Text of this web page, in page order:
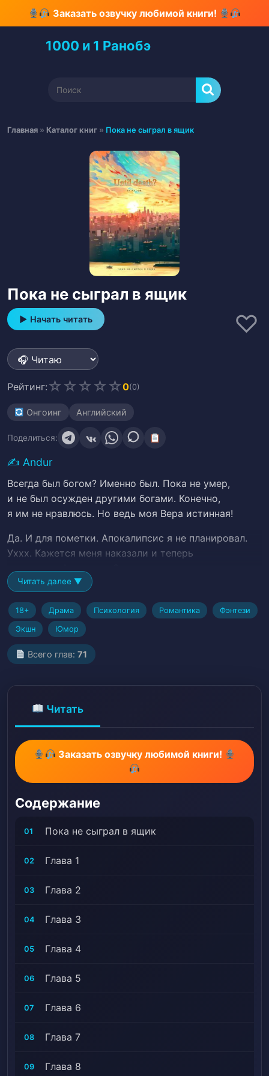
Перейти
Заказать озвучку любимой книги!
1000 и 1 Ранобэ
Найти:
Главная » Каталог книг » Пока не сыграл в ящик
Пока не сыграл в ящик
▶ Начать читать ♡
Рейтинг: ☆ ☆ ☆ ☆ ☆0(0)
Онгоинг Английский
Поделиться:
✍️ Andur
Всегда был богом? Именно был. Пока не умер,
и не был осужден другими богами. Конечно,
я им не нравлюсь. Но ведь моя Вера истинная!
Да. И для пометки. Апокалипсис я не планировал.
Уххх. Кажется меня наказали и теперь
я на отдыхе!… или нет?
Читать далее ▼
18+ Драма Психология Романтика Фэнтези
Экшн Юмор
Всего глав:71
Читать
Заказать озвучку любимой книги!
Содержание
01 Пока не сыграл в ящик
02 Глава 1
03 Глава 2
04 Глава 3
05 Глава 4
06 Глава 5
07 Глава 6
08 Глава 7
09 Глава 8